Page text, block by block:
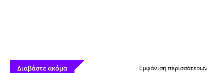
Διαβάστε ακόμα Εμφάνιση περισσότερων